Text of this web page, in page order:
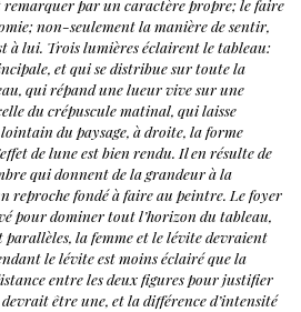
remarquer par un caractère propre; le faire
non-seulement la manière de sentir,
à lui. Trois lumières éclairent le tableau:
et qui se distribue sur toute la
qui répand une lueur vive sur une
du crépuscule matinal, qui laisse
du paysage, à droite, la forme
de lune est bien rendu. Il en résulte de
qui donnent de la grandeur à la
reproche fondé à faire au peintre. Le foyer
pour dominer tout l’horizon du tableau,
parallèles, la femme et le lévite devraient
le lévite est moins éclairé que la
entre les deux figures pour justifier
être une, et la différence d’intensité